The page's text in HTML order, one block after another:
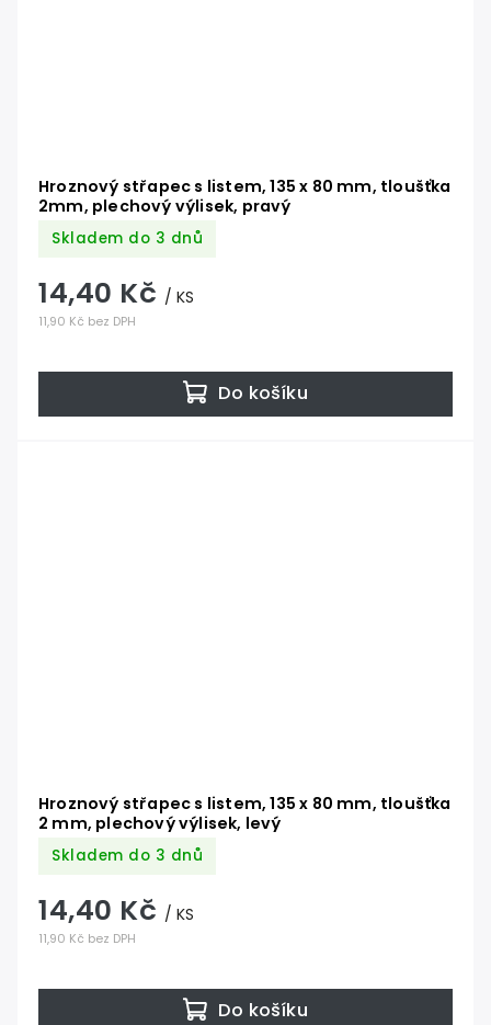
Hroznový střapec s listem, 135 x 80 mm, tloušťka
2mm, plechový výlisek, pravý
Skladem do 3 dnů
11,90 Kč bez DPH
14,40 Kč / KS
Do košíku
Hroznový střapec s listem, 135 x 80 mm, tloušťka
2 mm, plechový výlisek, levý
Skladem do 3 dnů
11,90 Kč bez DPH
14,40 Kč / KS
Do košíku